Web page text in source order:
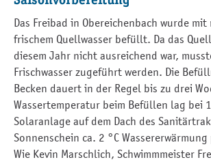
Das Freibad in Obereichenbach wurde
frischem Quellwasser befüllt. Da das
diesem Jahr nicht ausreichend war,
Frischwasser zugeführt werden. Die
Becken dauert in der Regel bis zu drei
Wassertemperatur beim Befüllen lag bei
Solaranlage auf dem Dach des
Sonnenschein ca. 2 °C
Wie Kevin Marschlich, Schwimmmeister